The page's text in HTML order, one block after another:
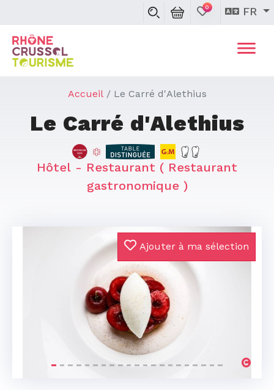
0 FR
Accueil Le Carré d'Alethius
Le Carré d'Alethius
Hôtel - Restaurant ( Restaurant
gastronomique )
Ajouter à ma sélection